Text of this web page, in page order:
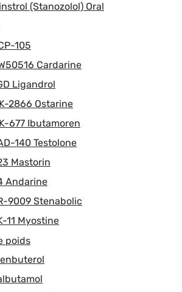
(Stanozolol) Oral
105
Cardarine
Ligandrol
2866 Ostarine
677 Ibutamoren
140 Testolone
Mastorin
Andarine
9009 Stenabolic
11 Myostine
poids